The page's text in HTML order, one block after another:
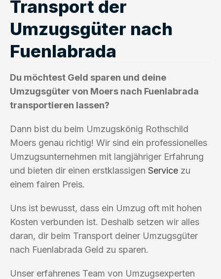
Transport der
Umzugsgüter nach
Fuenlabrada
Du möchtest Geld sparen und deine
Umzugsgüter von Moers nach Fuenlabrada
transportieren lassen?
Dann bist du beim Umzugskönig Rothschild
Moers genau richtig! Wir sind ein professionelles
Umzugsunternehmen mit langjähriger Erfahrung
und bieten dir einen erstklassigen Service zu
einem fairen Preis.
Uns ist bewusst, dass ein Umzug oft mit hohen
Kosten verbunden ist. Deshalb setzen wir alles
daran, dir beim Transport deiner Umzugsgüter
nach Fuenlabrada Geld zu sparen.
Unser erfahrenes Team von Umzugsexperten